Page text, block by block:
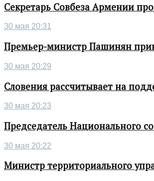
Секретарь Совбеза Армении
30 мая 20:31
Премьер-министр Пашинян
30 мая 20:29
Словения рассчитывает на
30 мая 20:23
Председатель Национального
30 мая 20:22
Министр территориального